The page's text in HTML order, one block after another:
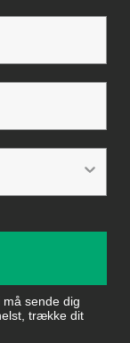
sende dig
trække dit